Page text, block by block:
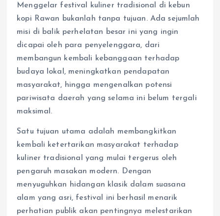
Menggelar festival kuliner tradisional di kebun
kopi Rawan bukanlah tanpa tujuan. Ada sejumlah
misi di balik perhelatan besar ini yang ingin
dicapai oleh para penyelenggara, dari
membangun kembali kebanggaan terhadap
budaya lokal, meningkatkan pendapatan
masyarakat, hingga mengenalkan potensi
pariwisata daerah yang selama ini belum tergali
maksimal.
Satu tujuan utama adalah membangkitkan
kembali ketertarikan masyarakat terhadap
kuliner tradisional yang mulai tergerus oleh
pengaruh masakan modern. Dengan
menyuguhkan hidangan klasik dalam suasana
alam yang asri, festival ini berhasil menarik
perhatian publik akan pentingnya melestarikan